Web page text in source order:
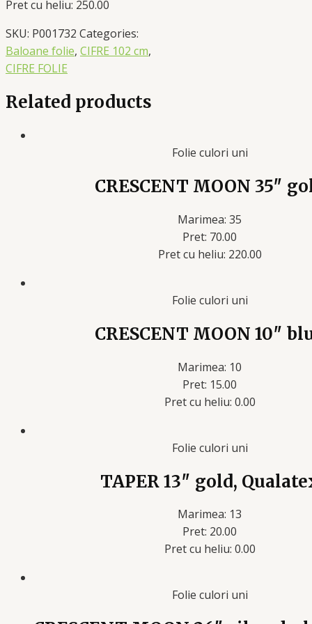
Pret cu heliu: 250.00
SKU: P001732 Categories:
Baloane folie, CIFRE 102 cm,
CIFRE FOLIE
Related products
Folie culori uni
CRESCENT MOON 35″
Marimea: 35
Pret: 70.00
Pret cu heliu: 220.00
Folie culori uni
CRESCENT MOON 10″
Marimea: 10
Pret: 15.00
Pret cu heliu: 0.00
Folie culori uni
TAPER 13″ gold,
Marimea: 13
Pret: 20.00
Pret cu heliu: 0.00
Folie culori uni